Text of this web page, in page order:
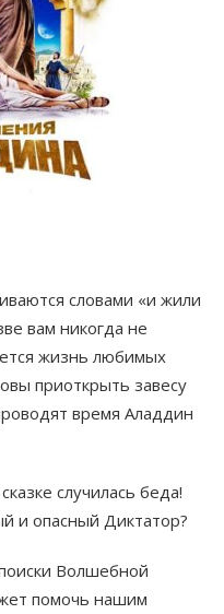
словами «и жили
вам никогда не
жизнь любимых
приоткрыть завесу
время Аладдин
случилась беда!
и опасный Диктатор?
Волшебной
помочь нашим